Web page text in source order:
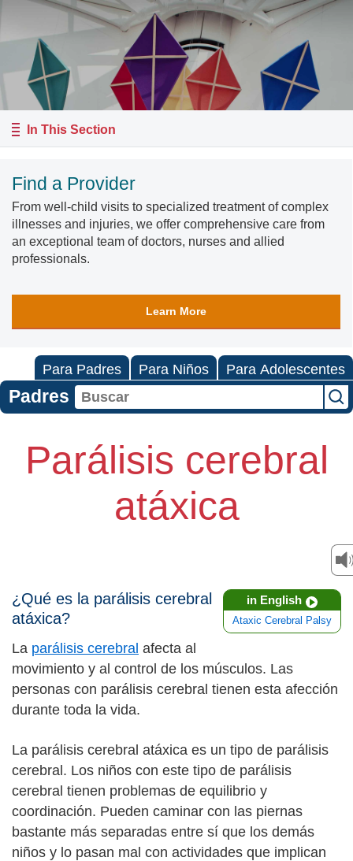
In This Section
Find a Provider
From well-child visits to specialized treatment of complex
illnesses and injuries, we offer comprehensive care from
an exceptional team of doctors, nurses and allied
professionals.
Learn More
Para Padres Para Niños Para Adolescentes
Padres
Parálisis cerebral
atáxica
in English
Ataxic Cerebral Palsy
¿Qué es la parálisis cerebral
atáxica?
La parálisis cerebral afecta al
movimiento y al control de los músculos. Las
personas con parálisis cerebral tienen esta afección
durante toda la vida.
La parálisis cerebral atáxica es un tipo de parálisis
cerebral. Los niños con este tipo de parálisis
cerebral tienen problemas de equilibrio y
coordinación. Pueden caminar con las piernas
bastante más separadas entre sí que los demás
niños y lo pasan mal con actividades que implican